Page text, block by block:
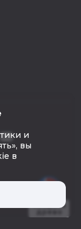
и
вы
в
Создать